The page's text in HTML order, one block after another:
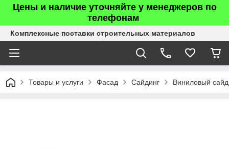
Цены и наличие уточняйте у менеджеров по
телефонам
Комплексные поставки строительных материалов
Товары и услуги Фасад Сайдинг Виниловый